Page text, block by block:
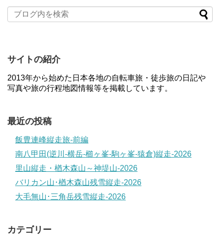
サイトの紹介
2013年から始めた日本各地の自転車旅・徒歩旅の日記や
写真や旅の行程地図情報等を掲載しています。
最近の投稿
飯豊連峰縦走旅-前編
南八甲田(逆川-横岳-櫛ヶ峯-駒ヶ峯-猿倉)縦走-2026
里山縦走・楢木森山～神堤山-2026
バリカン山･楢木森山残雪縦走-2026
大毛無山･三角岳残雪縦走-2026
カテゴリー